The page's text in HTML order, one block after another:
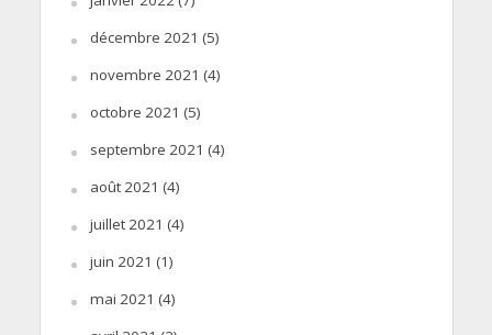
décembre 2021 (5)
novembre 2021 (4)
octobre 2021 (5)
septembre 2021 (4)
août 2021 (4)
juillet 2021 (4)
juin 2021 (1)
mai 2021 (4)